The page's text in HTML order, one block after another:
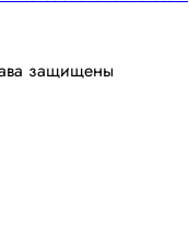
защищены